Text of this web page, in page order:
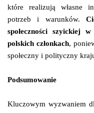
które realizują własne
potrzeb i warunków.
społeczności szyickiej
polskich członkach,
społeczny i polityczny
Podsumowanie
Kluczowym wyzwaniem